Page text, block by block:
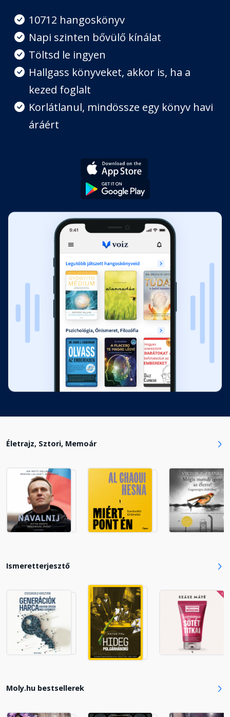
Gertie és a vámpírok
Fejezet hossza: 00:31:54
Mr. King és a sellő
Fejezet hossza: 00:31:57
10712 hangoskönyv
Napi szinten bővülő kínálat
Töltsd le ingyen
Hallgass könyveket, akkor is, ha a
kezed foglalt
Korlátlanul, mindössze egy könyv havi
áráért
Életrajz, Sztori, Memoár
Ismeretterjesztő
Moly.hu bestsellerek